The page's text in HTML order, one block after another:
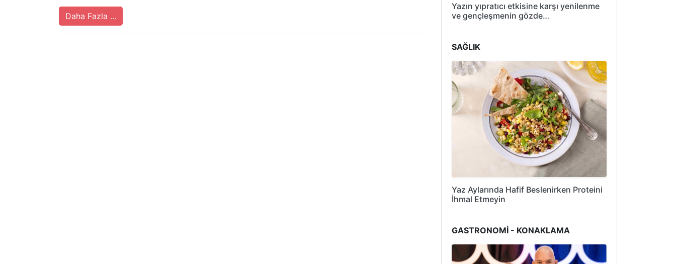
Daha Fazla ...
Yazın yıpratıcı etkisine karşı yenilenme
ve gençleşmenin gözde…
SAĞLIK
Yaz Aylarında Hafif Beslenirken Proteini
İhmal Etmeyin
GASTRONOMİ - KONAKLAMA